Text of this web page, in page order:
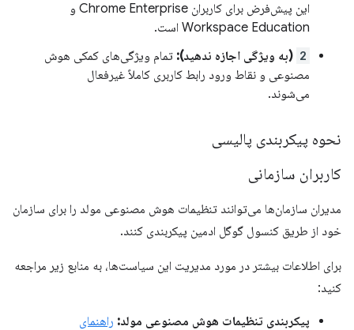
این پیش‌فرض برای کاربران Chrome Enterprise و
Workspace Education است.
2 (به ویژگی اجازه ندهید): تمام ویژگی‌های کمکی هوش
مصنوعی و نقاط ورود رابط کاربری کاملاً غیرفعال
می‌شوند.
نحوه پیکربندی پالیسی
کاربران سازمانی
مدیران سازمان‌ها می‌توانند تنظیمات هوش مصنوعی مولد را برای سازمان
خود از طریق کنسول گوگل ادمین پیکربندی کنند.
برای اطلاعات بیشتر در مورد مدیریت این سیاست‌ها، به منابع زیر مراجعه
کنید:
پیکربندی تنظیمات هوش مصنوعی مولد: راهنمای